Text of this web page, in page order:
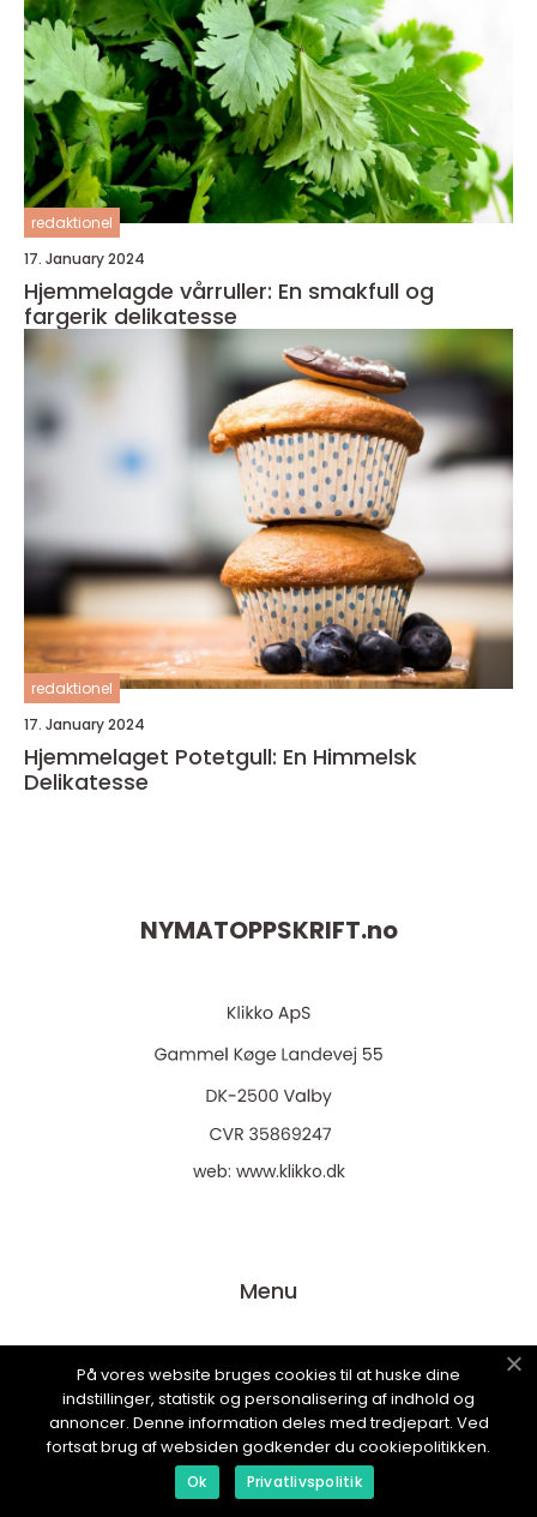
redaktionel
17. January 2024
Hjemmelagde vårruller: En smakfull og
fargerik delikatesse
redaktionel
17. January 2024
Hjemmelaget Potetgull: En Himmelsk
Delikatesse
NYMATOPPSKRIFT.no
web: www.klikko.dk
Menu
Reklame
Om oss
Cookies
Kontakt Oss
På vores website bruges cookies til at huske dine
indstillinger, statistik og personalisering af indhold og
annoncer. Denne information deles med tredjepart. Ved
fortsat brug af websiden godkender du cookiepolitikken.
Ok Privatlivspolitik